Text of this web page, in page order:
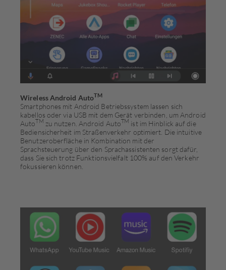
Wireless Android AutoTM
Smartphones mit Android Betriebssystem lassen sich
kabellos oder via USB mit dem Gerät verbinden, um Android
AutoTM zu nutzen. Android AutoTM ist im Hinblick auf die
Bediensicherheit im Straßenverkehr optimiert. Die intuitive
Be­nut­zer­ober­fläche in Kombination mit der
Sprachsteuerung über den Sprachassistenten sorgt dafür,
dass Sie sich trotz Funktionsvielfalt 100% auf den Verkehr
fokussieren können.